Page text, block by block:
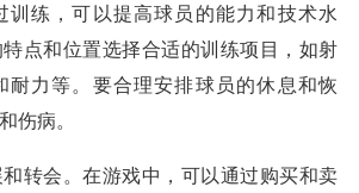
训练，可以提高球员的能力和技术水
点和位置选择合适的训练项目，如射
耐力等。要合理安排球员的休息和恢
伤病。
转会。在游戏中，可以通过购买和卖